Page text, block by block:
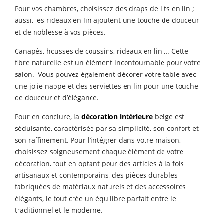
Pour vos chambres, choisissez des draps de lits en lin ;
aussi, les rideaux en lin ajoutent une touche de douceur
et de noblesse à vos pièces.
Canapés, housses de coussins, rideaux en lin…. Cette
fibre naturelle est un élément incontournable pour votre
salon. Vous pouvez également décorer votre table avec
une jolie nappe et des serviettes en lin pour une touche
de douceur et d’élégance.
Pour en conclure, la décoration intérieure belge est
séduisante, caractérisée par sa simplicité, son confort et
son raffinement. Pour l’intégrer dans votre maison,
choisissez soigneusement chaque élément de votre
décoration, tout en optant pour des articles à la fois
artisanaux et contemporains, des pièces durables
fabriquées de matériaux naturels et des accessoires
élégants, le tout crée un équilibre parfait entre le
traditionnel et le moderne.